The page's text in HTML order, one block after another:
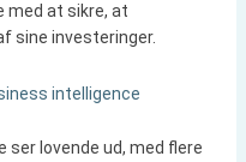
med at sikre, at
sine investeringer.
intelligence
ser lovende ud, med flere